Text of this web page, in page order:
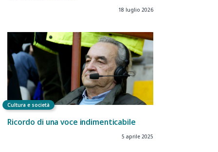
18 luglio 2026
Cultura e società
Ricordo di una voce indimenticabile
5 aprile 2025